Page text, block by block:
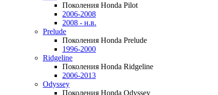
Поколения Honda Pilot
2006-2008
2008 - н.в.
Prelude
Поколения Honda Prelude
1996-2000
Ridgeline
Поколения Honda Ridgeline
2006-2013
Odyssey
Поколения Honda Odyssey